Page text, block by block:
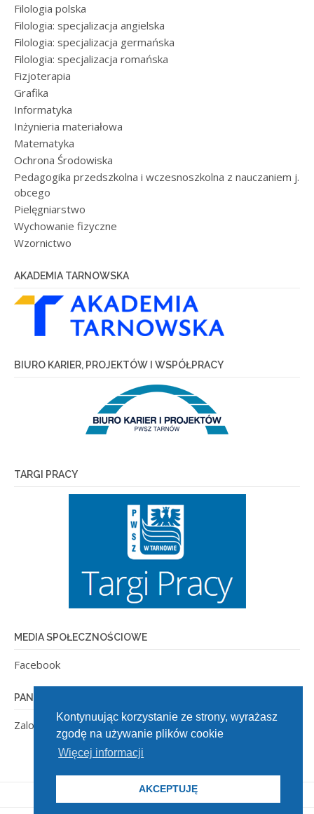
Filologia polska
Filologia: specjalizacja angielska
Filologia: specjalizacja germańska
Filologia: specjalizacja romańska
Fizjoterapia
Grafika
Informatyka
Inżynieria materiałowa
Matematyka
Ochrona Środowiska
Pedagogika przedszkolna i wczesnoszkolna z nauczaniem j.
obcego
Pielęgniarstwo
Wychowanie fizyczne
Wzornictwo
AKADEMIA TARNOWSKA
BIURO KARIER, PROJEKTÓW I WSPÓŁPRACY
TARGI PRACY
MEDIA SPOŁECZNOŚCIOWE
Facebook
PANEL ADMINISTRACYJNY
Zaloguj się
Kontynuując korzystanie ze strony, wyrażasz
zgodę na używanie plików cookie
Więcej informacji
AKCEPTUJĘ